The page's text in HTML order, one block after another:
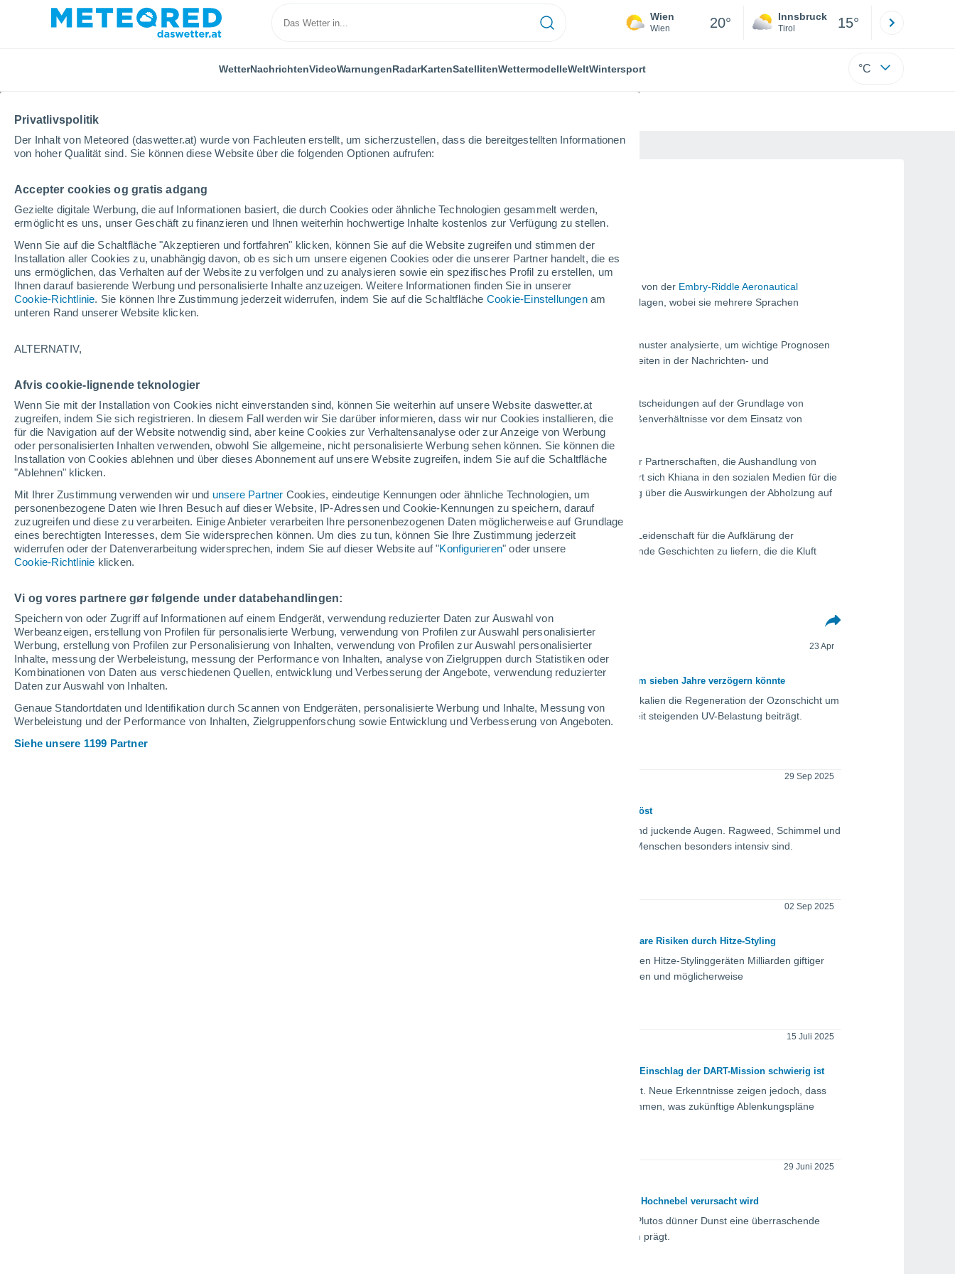
Privatlivspolitik
Der Inhalt von Meteored (daswetter.at) wurde von Fachleuten erstellt, um sicherzustellen, dass die bereitgestellten Informationen
von hoher Qualität sind. Sie können diese Website über die folgenden Optionen aufrufen:
Accepter cookies og gratis adgang
Gezielte digitale Werbung, die auf Informationen basiert, die durch Cookies oder ähnliche Technologien gesammelt werden,
ermöglicht es uns, unser Geschäft zu finanzieren und Ihnen weiterhin hochwertige Inhalte kostenlos zur Verfügung zu stellen.
Wenn Sie auf die Schaltfläche "Akzeptieren und fortfahren" klicken, können Sie auf die Website zugreifen und stimmen der
Installation aller Cookies zu, unabhängig davon, ob es sich um unsere eigenen Cookies oder die unserer Partner handelt, die es
uns ermöglichen, das Verhalten auf der Website zu verfolgen und zu analysieren sowie ein spezifisches Profil zu erstellen, um
Ihnen darauf basierende Werbung und personalisierte Inhalte anzuzeigen. Weitere Informationen finden Sie in unserer
Cookie-Richtlinie. Sie können Ihre Zustimmung jederzeit widerrufen, indem Sie auf die Schaltfläche Cookie-Einstellungenam
unteren Rand unserer Website klicken.
ALTERNATIV,
Afvis cookie-lignende teknologier
Wenn Sie mit der Installation von Cookies nicht einverstanden sind, können Sie weiterhin auf unsere Website daswetter.at
zugreifen, indem Sie sich registrieren. In diesem Fall werden wir Sie darüber informieren, dass wir nur Cookies installieren, die
für die Navigation auf der Website notwendig sind, aber keine Cookies zur Verhaltensanalyse oder zur Anzeige von Werbung
oder personalisierten Inhalten verwenden, obwohl Sie allgemeine, nicht personalisierte Werbung sehen können. Sie können die
Installation von Cookies ablehnen und über dieses Abonnement auf unsere Website zugreifen, indem Sie auf die Schaltfläche
"Ablehnen" klicken.
Mit Ihrer Zustimmung verwenden wir und unsere Partner Cookies, eindeutige Kennungen oder ähnliche Technologien, um
personenbezogene Daten wie Ihren Besuch auf dieser Website, IP-Adressen und Cookie-Kennungen zu speichern, darauf
zuzugreifen und diese zu verarbeiten. Einige Anbieter verarbeiten Ihre personenbezogenen Daten möglicherweise auf Grundlage
eines berechtigten Interesses, dem Sie widersprechen können. Um dies zu tun, können Sie Ihre Zustimmung jederzeit
widerrufen oder der Datenverarbeitung widersprechen, indem Sie auf dieser Website auf "Konfigurieren" oder unsere
Cookie-Richtlinie klicken.
Vi og vores partnere gør følgende under databehandlingen:
Speichern von oder Zugriff auf Informationen auf einem Endgerät, verwendung reduzierter Daten zur Auswahl von
Werbeanzeigen, erstellung von Profilen für personalisierte Werbung, verwendung von Profilen zur Auswahl personalisierter
Werbung, erstellung von Profilen zur Personalisierung von Inhalten, verwendung von Profilen zur Auswahl personalisierter
Inhalte, messung der Werbeleistung, messung der Performance von Inhalten, analyse von Zielgruppen durch Statistiken oder
Kombinationen von Daten aus verschiedenen Quellen, entwicklung und Verbesserung der Angebote, verwendung reduzierter
Daten zur Auswahl von Inhalten.
Genaue Standortdaten und Identifikation durch Scannen von Endgeräten, personalisierte Werbung und Inhalte, Messung von
Werbeleistung und der Performance von Inhalten, Zielgruppenforschung sowie Entwicklung und Verbesserung von Angeboten.
Siehe unsere 1199 Partner
Wien
Wien 20° Innsbruck
Tirol 15°
WetterNachrichtenVideoWarnungenRadarKartenSatellitenWettermodelleWeltWintersport °C
Home Über uns Team Khiana McQuade
Khiana McQuade
Meteorologin -13 artikel
Mit einem Bachelor of Science in operationeller Meteorologie und einem Nebenfach in Rundfunk und Kommunikation von der Embry-Riddle Aeronautical
Universitäthat Khiana eine dynamische Karriere an der Schnittstelle von Meteorologie, Medien und Bildung eingeschlagen, wobei sie mehrere Sprachen
beherrscht.
Während ihrer Zeit bei Embry-Riddle verfeinerte sie ihre Fähigkeiten in der operativen Vorhersage, indem sie Wettermuster analysierte, um wichtige Prognosen
für verschiedene Branchen zu erstellen. Sie spezialisierte sich auf Rundfunkmeteorologie und verfeinerte ihre Fähigkeiten in der Nachrichten- und
BeiDTN spielte Khiana eine zentrale Rolle dabei, Kunden aus verschiedenen Branchen zu ermöglichen, fundierte Entscheidungen auf der Grundlage von
Wetterdaten zu treffen. Insbesondere unterstützte sie Kunden aus dem Transportwesen bei der Beurteilung der Straßenverhältnisse vor dem Einsatz von
Fahrzeugen und sorgte so für betriebliche Effizienz und Sicherheit.
Als "Weather and Environmental Partnerships Manager" bei AccuWeather zeichnete sie sich durch die Pflege globaler Partnerschaften, die Aushandlung von
Verträgen und die Verbesserung der Vorhersagegenauigkeit aus. Außerhalb ihrer beruflichen Verantwortung engagiert sich Khiana in den sozialen Medien für die
Öffentlichkeit, vornehmlich durch eine eigene Wetterseite auf Facebook. Darüber hinaus hat sie durch ihre Forschung über die Auswirkungen der Abholzung auf
das Klima einen Beitrag zum Umweltschutz geleistet.
Khianas umfangreicher Hintergrund als Meteorologin, gepaart mit ihren Fähigkeiten in der Kommunikation und ihrer Leidenschaft für die Aufklärung der
Öffentlichkeit über Wetterphänomene, versetzen sie in die Lage, nahtlos in die Rolle zu schlüpfen, präzise und fesselnde Geschichten zu liefern, die die Kluft
zwischen komplexen wissenschaftlichen Konzepten und dem allgemeinen Publikum überbrücken.
Artikel von Khiana McQuade
WISSENSCHAFT
23 Apr
Das MIT hat eine wichtige Chemikalie entdeckt, die die Erholung der Ozonschicht um sieben Jahre verzögern könnte
Forscher des MIT haben herausgefunden, dass durch austretende Industriechemikalien die Regeneration der Ozonschicht um
bis zu sieben Jahre verzögert werden könnte, was möglicherweise zu einer weltweit steigenden UV-Belastung beiträgt.
29 Sep 2025
Warum verschlimmern sich Herbstallergien? Erfahren Sie, was Ihre Symptome auslöst
Mit Beginn des Herbstes bemerken Millionen von Menschen vermehrtes Niesen und juckende Augen. Ragweed, Schimmel und
Hausstaubmilben sind die Hauptverursacher dafür, dass Herbstallergien für viele Menschen besonders intensiv sind.
02 Sep 2025
Das Glätten Ihrer Haare könnte Ihre Lunge schädigen: Neue Studie enthüllt unsichtbare Risiken durch Hitze-Styling
Eine neue Studie hat ergeben, dass die Verwendung von Haarglättern und ähnlichen Hitze-Stylinggeräten Milliarden giftiger
Nanopartikel freisetzen kann, die so winzig sind, dass sie tief in die Lunge eindringen und möglicherweise
15 Juli 2025
Neue Forschungsergebnisse zeigen, dass die Ablenkung von Asteroiden nach dem Einschlag der DART-Mission schwierig ist
Die DART-Mission der NASA hat einen Asteroiden erfolgreich vom Kurs abgebracht. Neue Erkenntnisse zeigen jedoch, dass
fliegende Trümmer beim Einschlag eine größere Rolle spielten als bisher angenommen, was zukünftige Ablenkungspläne
29 Juni 2025
James Webb entdeckt ein neues Klima auf dem Pluto, das durch einen mysteriösen Hochnebel verursacht wird
Eine bahnbrechende Studie mit dem James-Webb-Weltraumteleskop zeigt, dass Plutos dünner Dunst eine überraschende
Rolle bei der Kühlung seiner Atmosphäre spielt und sein einzigartiges Klimasystem prägt.